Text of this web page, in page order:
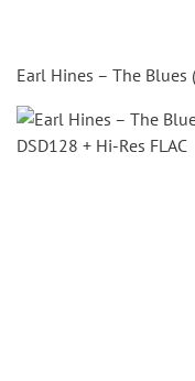
Earl Hines – The Blues